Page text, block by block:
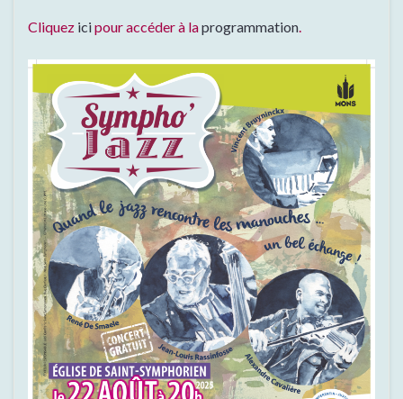
Cliquez icipour accéder à laprogrammation.